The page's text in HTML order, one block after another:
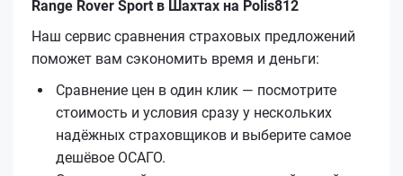
Range Rover Sport в Шахтах на Polis812
Наш сервис сравнения страховых предложений
поможет вам сэкономить время и деньги:
Сравнение цен в один клик — посмотрите
стоимость и условия сразу у нескольких
надёжных страховщиков и выберите самое
дешёвое ОСАГО.